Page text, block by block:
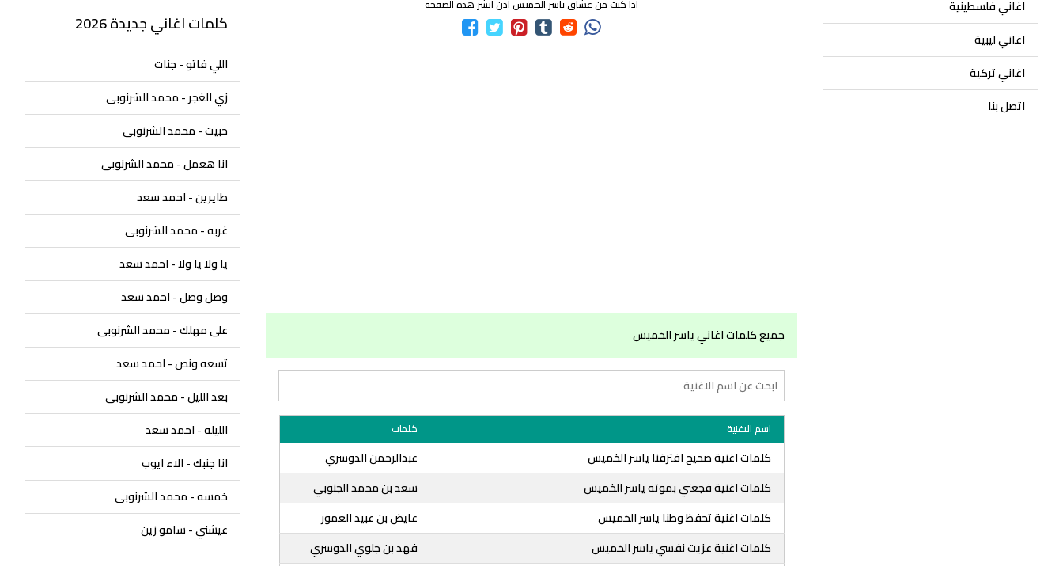
اغاني فلسطينية
اغاني ليبية
اغاني تركية
اتصل بنا
اذا كنت من عشاق ياسر الخميس اذن انشر هذه الصفحة
جميع كلمات اغاني ياسر الخميس
اسم الاغنية كلمات
كلمات اغنية صحيح افترقنا ياسر الخميس
عبدالرحمن الدوسري
كلمات اغنية فجعني بموته ياسر الخميس
سعد بن محمد الجنوبي
كلمات اغنية تحفظ وطنا ياسر الخميس
عايض بن عبيد العمور
كلمات اغنية عزيت نفسي ياسر الخميس
فهد بن جلوي الدوسري
كلمات اغاني جديدة 2026
اللي فاتو - جنات
زي الغجر - محمد الشرنوبى
حبيت - محمد الشرنوبى
انا هعمل - محمد الشرنوبى
طايرين - احمد سعد
غربه - محمد الشرنوبى
يا ولا يا ولا - احمد سعد
وصل وصل - احمد سعد
على مهلك - محمد الشرنوبى
تسعه ونص - احمد سعد
بعد الليل - محمد الشرنوبى
الليله - احمد سعد
انا جنبك - الاء ايوب
خمسه - محمد الشرنوبى
عيشني - سامو زين